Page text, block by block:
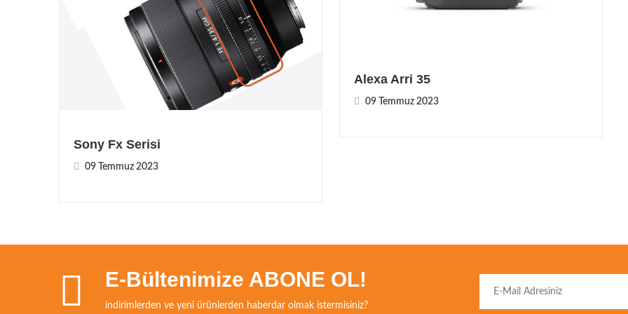
Sony Fx Serisi
09 Temmuz 2023
Alexa Arri 35
09 Temmuz 2023
E-Bültenimize ABONE OL!
indirimlerden ve yeni ürünlerden haberdar olmak istermisiniz?